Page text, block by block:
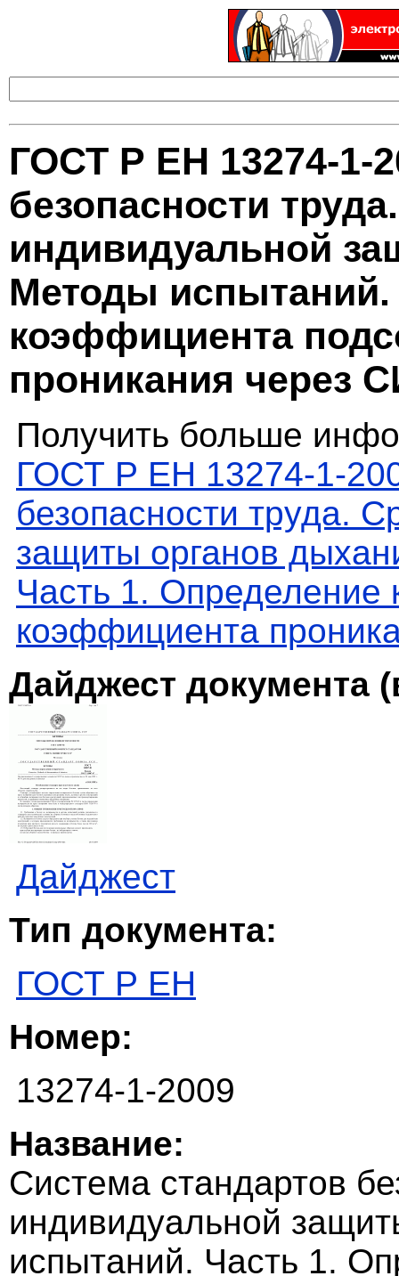
ГОСТ Р ЕН 13274-1-
безопасности
индивидуальной
Методы испытаний.
коэффициента
проникания через
Получить больше
ГОСТ Р ЕН 13274-1-
безопасности труда.
защиты органов
Часть 1. Определение
коэффициента
Дайджест документа
Дайджест
Тип документа:
ГОСТ Р ЕН
Номер:
13274-1-2009
Название:
Система стандартов
индивидуальной
испытаний. Часть 1.